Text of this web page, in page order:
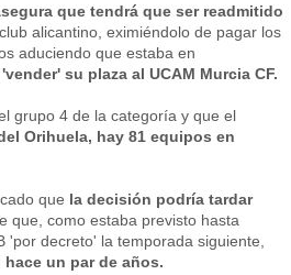
que tendrá que ser readmitido
alicantino, eximiéndolo de pagar los
aduciendo que estaba en
su plaza al UCAM Murcia CF.
grupo 4 de la categoría y que el
Orihuela, hay 81 equipos en
que la decisión podría tardar
que, como estaba previsto hasta
decreto' la temporada siguiente,
un par de años.